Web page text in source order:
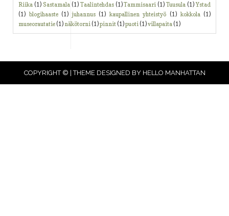
Riika (1) Sastamala (1) Taalintehdas (1) Tammisaari (1) Tuusula (1) Ystad
(1) blogihaaste (1) juhannus (1) kaupallinen yhteistyö (1) kokkola (1)
museorautatie(1)näkötorni(1)pinnit(1)puoti(1)villapaita(1)
COPYRIGHT © | THEME DESIGNED BY HELLO MANHATTAN